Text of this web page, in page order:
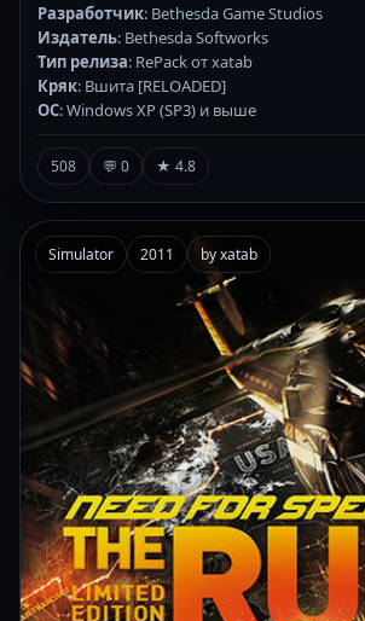
Разработчик: Bethesda Game Studios
Издатель: Bethesda Softworks
Тип релиза: RePack от xatab
Кряк: Вшита [RELOADED]
ОС: Windows XP (SP3) и выше
508 💬 0 ★ 4.8
Simulator 2011 by xatab